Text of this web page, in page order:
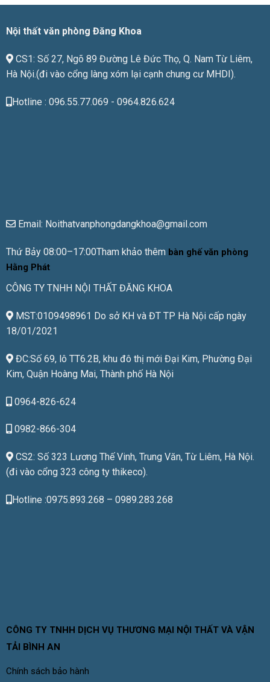
giá
Nội thất văn phòng Đăng Khoa
CS1: Số 27, Ngõ 89 Đường Lê Đức Thọ, Q. Nam Từ Liêm,
Hà Nội.(đi vào cổng làng xóm lại cạnh chung cư MHDI).
Hotline : 096.55.77.069 - 0964.826.624
Email: Noithatvanphongdangkhoa@gmail.com
Thứ Bảy 08:00–17:00Tham khảo thêm bàn ghế văn phòng
Hằng Phát
CÔNG TY TNHH NỘI THẤT ĐĂNG KHOA
MST:0109498961 Do sở KH và ĐT TP Hà Nội cấp ngày
18/01/2021
ĐC:Số 69, lô TT6.2B, khu đô thị mới Đại Kim, Phường Đại
Kim, Quận Hoàng Mai, Thành phố Hà Nội
0964-826-624
0982-866-304
CS2: Số 323 Lương Thế Vinh, Trung Văn, Từ Liêm, Hà Nội.
(đi vào cổng 323 công ty thikeco).
Hotline :0975.893.268 – 0989.283.268
CÔNG TY TNHH DỊCH VỤ THƯƠNG MẠI NỘI THẤT VÀ VẬN
TẢI BÌNH AN
Chính sách bảo hành